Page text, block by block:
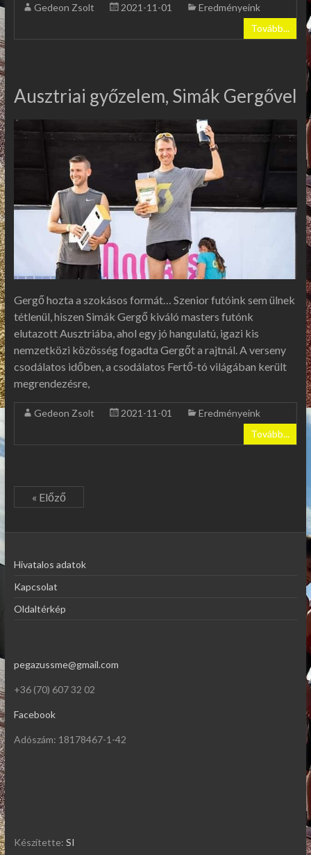
Gedeon Zsolt 2021-11-01
Eredményeink
Tovább...
Ausztriai győzelem, Simák Gergővel
Gergő hozta a szokásos formát… Szenior futóink sem ülnek
tétlenül, hiszen Simák Gergő kiváló masters futónk
elutazott Ausztriába, ahol egy jó hangulatú, igazi kis
nemzetközi közösség fogadta Gergőt a rajtnál. A verseny
csodálatos időben, a csodálatos Fertő-tó világában került
megrendezésre,
Gedeon Zsolt 2021-11-01
Eredményeink
Tovább...
« Előző
Hivatalos adatok
Kapcsolat
Oldaltérkép
pegazussme@gmail.com
+36 (70) 607 32 02
Facebook
Adószám: 18178467-1-42
Készítette: SI